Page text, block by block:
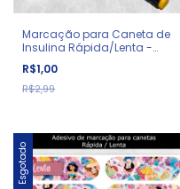
Marcação para Caneta de
Insulina Rápida/Lenta -
Diabetes - Stitch
R$1,00
R$2,99
Esgotado